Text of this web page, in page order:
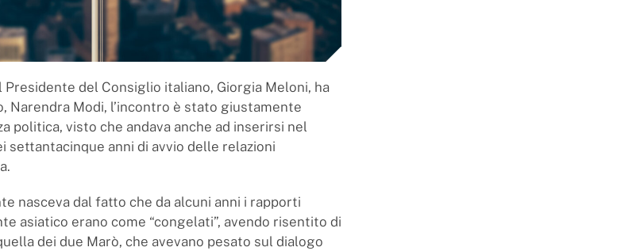
Presidente del Consiglio italiano, Giorgia Meloni, ha
Narendra Modi, l’incontro è stato giustamente
politica, visto che andava anche ad inserirsi nel
settantacinque anni di avvio delle relazioni
nasceva dal fatto che da alcuni anni i rapporti
asiatico erano come “congelati”, avendo risentito di
dei due Marò, che avevano pesato sul dialogo